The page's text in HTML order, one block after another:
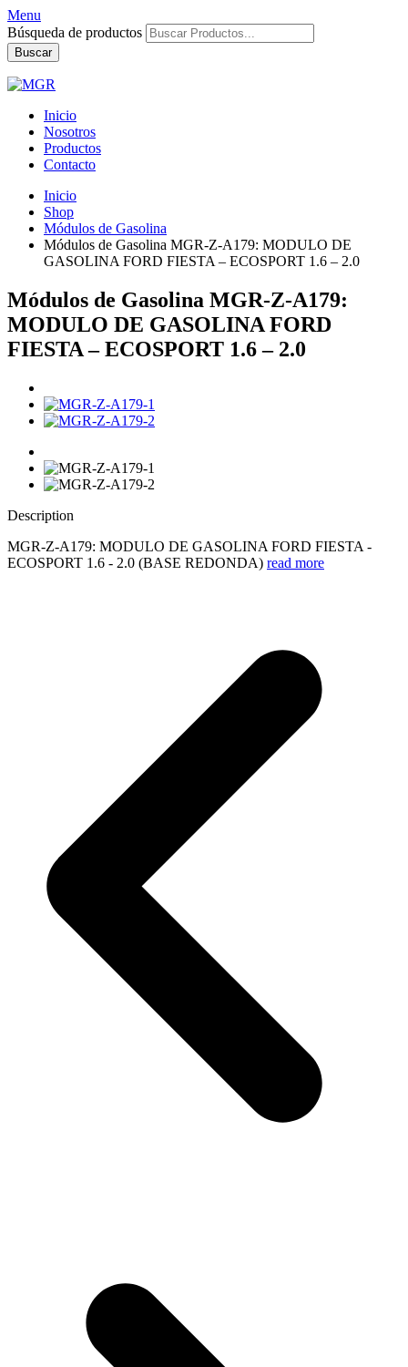
Menu
Búsqueda de productos
Buscar
Inicio
Nosotros
Productos
Contacto
Inicio
Shop
Módulos de Gasolina
Módulos de Gasolina MGR-Z-A179: MODULO DE
GASOLINA FORD FIESTA – ECOSPORT 1.6 – 2.0
Módulos de Gasolina MGR-Z-A179:
MODULO DE GASOLINA FORD
FIESTA – ECOSPORT 1.6 – 2.0
Description
MGR-Z-A179: MODULO DE GASOLINA FORD FIESTA -
ECOSPORT 1.6 - 2.0 (BASE REDONDA) read more